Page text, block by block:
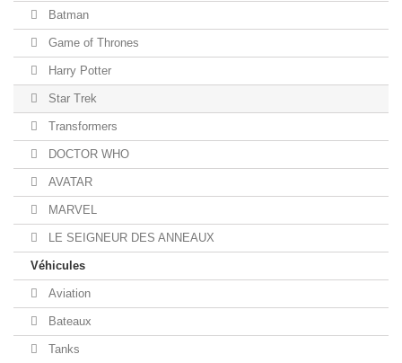
Batman
Game of Thrones
Harry Potter
Star Trek
Transformers
DOCTOR WHO
AVATAR
MARVEL
LE SEIGNEUR DES ANNEAUX
Véhicules
Aviation
Bateaux
Tanks